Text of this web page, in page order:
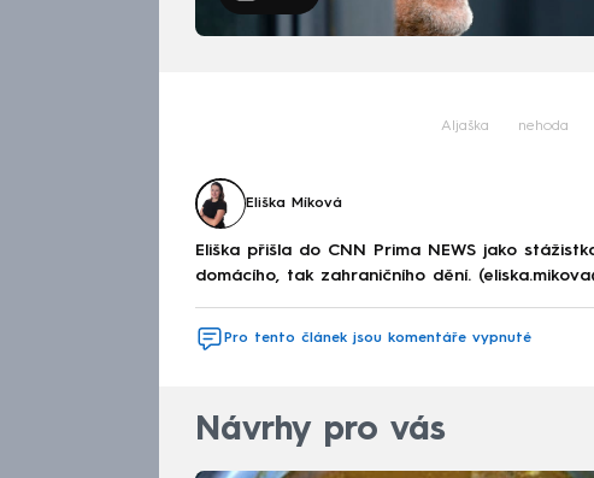
Aljaška nehoda
Eliška Míková
Eliška přišla do CNN Prima NEWS jako
domácího, tak zahraničního dění.
Pro tento článek jsou komentáře vypnuté
Návrhy pro vás